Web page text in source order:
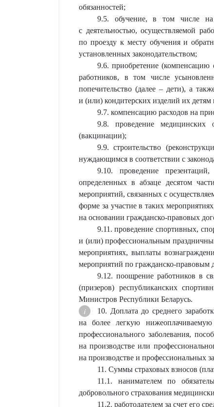
обязанностей;
9.5. обучение, в том числе на
с деятельностью, осуществляемой
по проезду к месту обучения и
установленных законодательством;
9.6. приобретение (компенсацию
работников, в том числе
попечительство (далее – дети), а
и (или) кондитерских изделий их
9.7. компенсацию расходов на
9.8. проведение медицинских
(вакцинации);
9.9. строительство
нуждающимся в соответствии с
9.10. проведение
определенных в абзаце десятом
мероприятий, связанных с
форме за участие в таких
на основании гражданско-правовых
9.11. проведение спортивных,
и (или) профессиональным
мероприятиях, выплаты
мероприятий по гражданско-правовым
9.12. поощрение работников в
(призеров) республиканских
Министров Республики Беларусь.
10. Доплата до среднего
на более легкую
профессионального заболевания,
на производстве или
на производстве и профессиональных
11. Суммы страховых взносов
11.1. нанимателем по
добровольного страхования
11.2. работодателем за счет его